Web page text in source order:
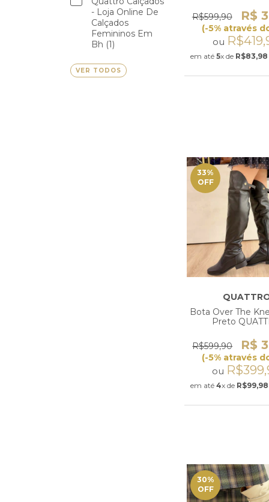
- Loja Online De
Calçados
Femininos Em
Bh (1)
VER TODOS
R$599,90 R$
(-5% através
ou
em até5x de R$83,98
33%
OFF
Bota Over The
Preto
R$599,90 R$
(-5% através
ou
em até 4x de R$99,98
30%
OFF